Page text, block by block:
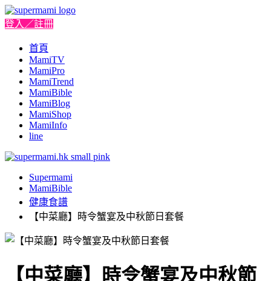
登入／註冊
首頁
MamiTV
MamiPro
MamiTrend
MamiBible
MamiBlog
MamiShop
MamiInfo
line
Supermami
MamiBible
健康食譜
【中菜廳】時令蟹宴及中秋節日套餐
【中菜廳】時令蟹宴及中秋節